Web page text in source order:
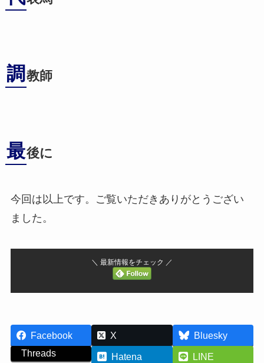
調 教師
最後に
今回は以上です。ご覧いただきありがとうござい
ました。
＼ 最新情報をチェック ／
Facebook X
Bluesky
Threads
Hatena
LINE